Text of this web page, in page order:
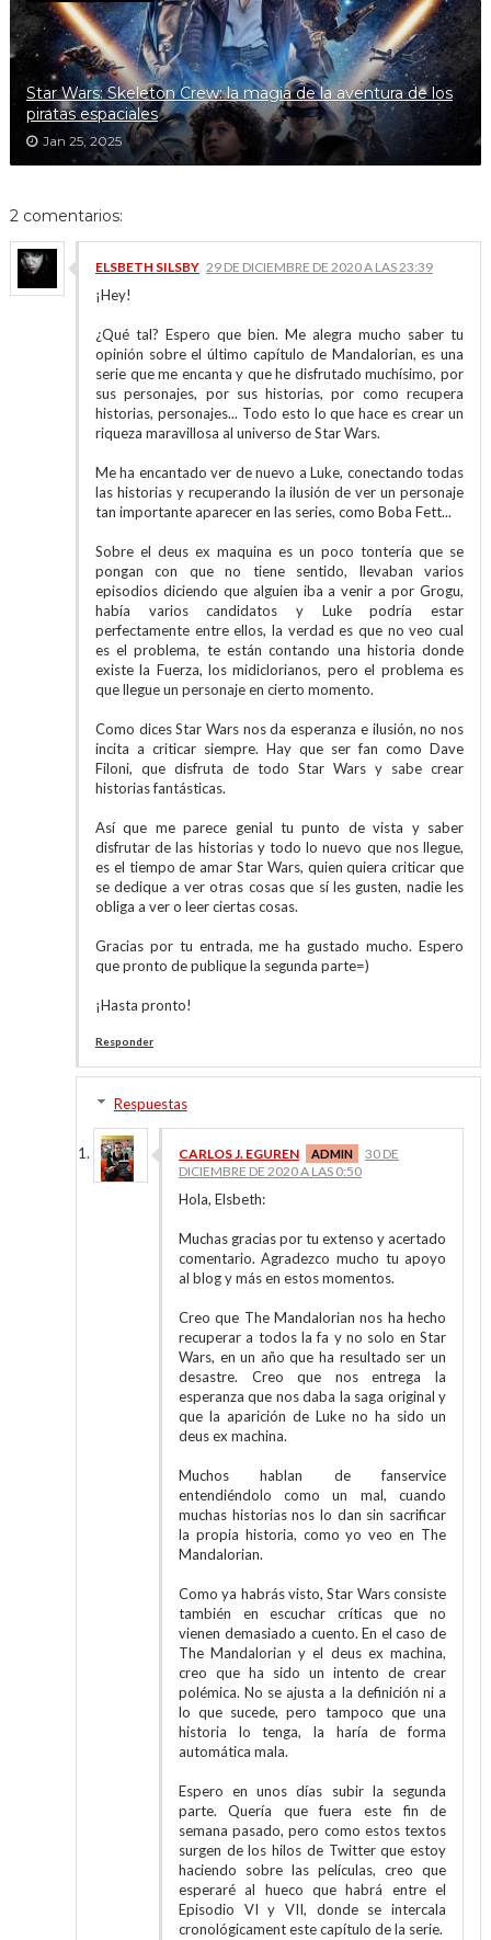
Star Wars: Skeleton Crew: la magia de la aventura de los
piratas espaciales
Jan 25, 2025
2 comentarios:
ELSBETH SILSBY 29 DE DICIEMBRE DE 2020 A LAS 23:39
¡Hey!
¿Qué tal? Espero que bien. Me alegra mucho saber tu
opinión sobre el último capítulo de Mandalorian, es una
serie que me encanta y que he disfrutado muchísimo, por
sus personajes, por sus historias, por como recupera
historias, personajes... Todo esto lo que hace es crear un
riqueza maravillosa al universo de Star Wars.
Me ha encantado ver de nuevo a Luke, conectando todas
las historias y recuperando la ilusión de ver un personaje
tan importante aparecer en las series, como Boba Fett...
Sobre el deus ex maquina es un poco tontería que se
pongan con que no tiene sentido, llevaban varios
episodios diciendo que alguien iba a venir a por Grogu,
había varios candidatos y Luke podría estar
perfectamente entre ellos, la verdad es que no veo cual
es el problema, te están contando una historia donde
existe la Fuerza, los midiclorianos, pero el problema es
que llegue un personaje en cierto momento.
Como dices Star Wars nos da esperanza e ilusión, no nos
incita a criticar siempre. Hay que ser fan como Dave
Filoni, que disfruta de todo Star Wars y sabe crear
historias fantásticas.
Así que me parece genial tu punto de vista y saber
disfrutar de las historias y todo lo nuevo que nos llegue,
es el tiempo de amar Star Wars, quien quiera criticar que
se dedique a ver otras cosas que sí les gusten, nadie les
obliga a ver o leer ciertas cosas.
Gracias por tu entrada, me ha gustado mucho. Espero
que pronto de publique la segunda parte=)
¡Hasta pronto!
Responder
Respuestas
CARLOS J. EGUREN
30 DE
DICIEMBRE DE 2020 A LAS 0:50
Hola, Elsbeth:
Muchas gracias por tu extenso y acertado
comentario. Agradezco mucho tu apoyo
al blog y más en estos momentos.
Creo que The Mandalorian nos ha hecho
recuperar a todos la fa y no solo en Star
Wars, en un año que ha resultado ser un
desastre. Creo que nos entrega la
esperanza que nos daba la saga original y
que la aparición de Luke no ha sido un
deus ex machina.
Muchos hablan de fanservice
entendiéndolo como un mal, cuando
muchas historias nos lo dan sin sacrificar
la propia historia, como yo veo en The
Mandalorian.
Como ya habrás visto, Star Wars consiste
también en escuchar críticas que no
vienen demasiado a cuento. En el caso de
The Mandalorian y el deus ex machina,
creo que ha sido un intento de crear
polémica. No se ajusta a la definición ni a
lo que sucede, pero tampoco que una
historia lo tenga, la haría de forma
automática mala.
Espero en unos días subir la segunda
parte. Quería que fuera este fin de
semana pasado, pero como estos textos
surgen de los hilos de Twitter que estoy
haciendo sobre las películas, creo que
esperaré al hueco que habrá entre el
Episodio VI y VII, donde se intercala
cronológicament este capítulo de la serie.